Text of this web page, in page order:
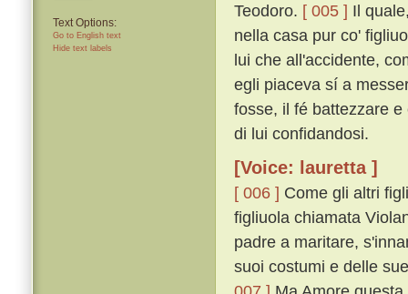
Text Options:
Go to English text
Hide text labels
Teodoro. [ 005 ] Il
nella casa pur co'
lui che all'accidente,
egli piaceva sí a
fosse, il fé battezzare
di lui confidandosi.
[Voice: lauretta ]
[ 006 ] Come gli altri
figliuola chiamata
padre a maritare,
suoi costumi e delle